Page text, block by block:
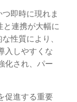
即時に現れま
と連携が大幅に
性質により、
入しやすくな
化され、パー
促進する重要